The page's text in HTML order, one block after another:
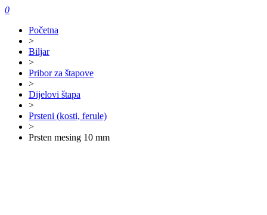
0
Početna
>
Biljar
>
Pribor za štapove
>
Dijelovi štapa
>
Prsteni (kosti, ferule)
>
Prsten mesing 10 mm